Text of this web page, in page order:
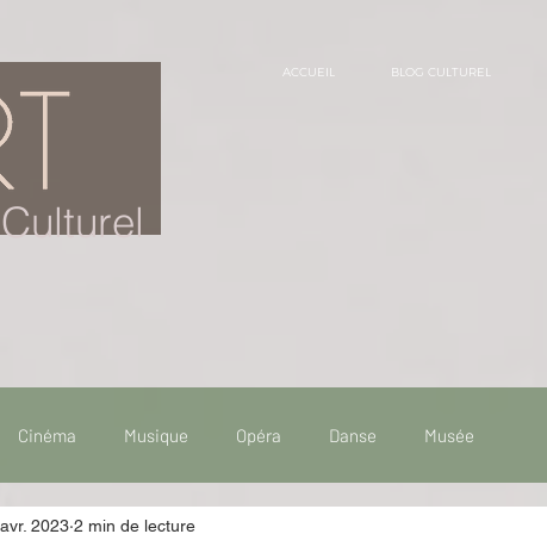
ACCUEIL BLOG CULTUREL
Cinéma Musique Opéra Danse Musée
2023 2 min de lecture